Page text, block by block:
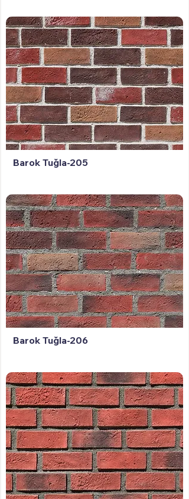
Barok Tuğla-205
Barok Tuğla-206